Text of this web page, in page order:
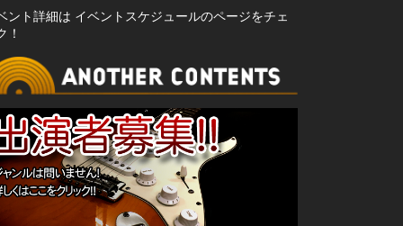
ント詳細は イベントスケジュールのページをチェ
！